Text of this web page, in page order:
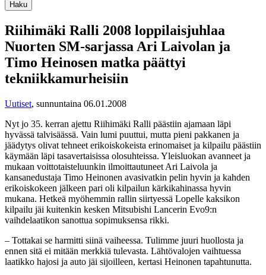
Haku
Riihimäki Ralli 2008 loppilaisjuhlaa
Nuorten SM-sarjassa Ari Laivolan ja
Timo Heinosen matka päättyi
tekniikkamurheisiin
Uutiset, sunnuntaina 06.01.2008
Nyt jo 35. kerran ajettu Riihimäki Ralli päästiin ajamaan läpi
hyvässä talvisäässä. Vain lumi puuttui, mutta pieni pakkanen ja
jäädytys olivat tehneet erikoiskokeista erinomaiset ja kilpailu päästiin
käymään läpi tasavertaisissa olosuhteissa. Yleisluokan avanneet ja
mukaan voittotaisteluunkin ilmoittautuneet Ari Laivola ja
kansanedustaja Timo Heinonen avasivatkin pelin hyvin ja kahden
erikoiskokeen jälkeen pari oli kilpailun kärkikahinassa hyvin
mukana. Hetkeä myöhemmin rallin siirtyessä Lopelle kaksikon
kilpailu jäi kuitenkin kesken Mitsubishi Lancerin Evo9:n
vaihdelaatikon sanottua sopimuksensa rikki.
– Tottakai se harmitti siinä vaiheessa. Tulimme juuri huollosta ja
ennen sitä ei mitään merkkiä tulevasta. Lähtövalojen vaihtuessa
laatikko hajosi ja auto jäi sijoilleen, kertasi Heinonen tapahtunutta.